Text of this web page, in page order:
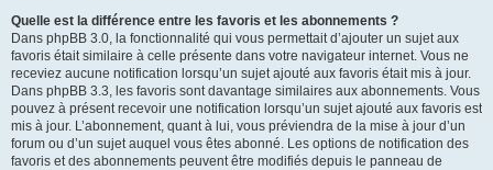
Quelle est la différence entre les favoris et les abonnements ?
Dans phpBB 3.0, la fonctionnalité qui vous permettait d’ajouter un sujet aux
favoris était similaire à celle présente dans votre navigateur internet. Vous ne
receviez aucune notification lorsqu’un sujet ajouté aux favoris était mis à jour.
Dans phpBB 3.3, les favoris sont davantage similaires aux abonnements. Vous
pouvez à présent recevoir une notification lorsqu’un sujet ajouté aux favoris est
mis à jour. L’abonnement, quant à lui, vous préviendra de la mise à jour d’un
forum ou d’un sujet auquel vous êtes abonné. Les options de notification des
favoris et des abonnements peuvent être modifiés depuis le panneau de